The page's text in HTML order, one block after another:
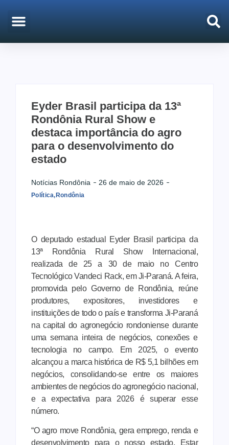
Eyder Brasil participa da 13ª
Rondônia Rural Show e
destaca importância do agro
para o desenvolvimento do
estado
Notícias Rondônia 26 de maio de 2026
Política,Rondônia
O deputado estadual Eyder Brasil participa da
13ª Rondônia Rural Show Internacional,
realizada de 25 a 30 de maio no Centro
Tecnológico Vandeci Rack, em Ji-Paraná. A feira,
promovida pelo Governo de Rondônia, reúne
produtores, expositores, investidores e
instituições de todo o país e transforma Ji-Paraná
na capital do agronegócio rondoniense durante
uma semana inteira de negócios, conexões e
tecnologia no campo. Em 2025, o evento
alcançou a marca histórica de R$ 5,1 bilhões em
negócios, consolidando-se entre os maiores
ambientes de negócios do agronegócio nacional,
e a expectativa para 2026 é superar esse
número.
“O agro move Rondônia, gera emprego, renda e
desenvolvimento para o nosso estado. Estar